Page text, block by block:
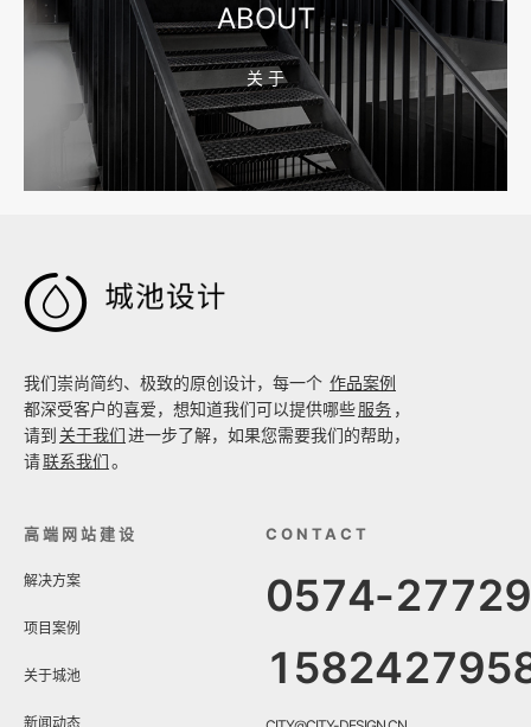
2026-08-02 17:58:44
工厂短视频拍摄后，怎样放进官网帮助客户判断实力
ABOUT
关 于

我们崇尚简约、极致的原创设计，每一个 作品案例
都深受客户的喜爱，想知道我们可以提供哪些服务 ，
请到 关于我们进一步了解，如果您需要我们的帮助，
请联系我们。
高端网站建设
解决方案
项目案例
关于城池
新闻动态
CONTACT
0574-